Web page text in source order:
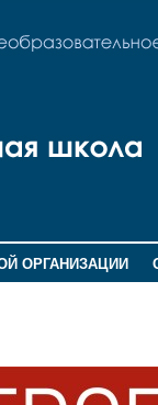
ОРГАНИЗАЦИИ